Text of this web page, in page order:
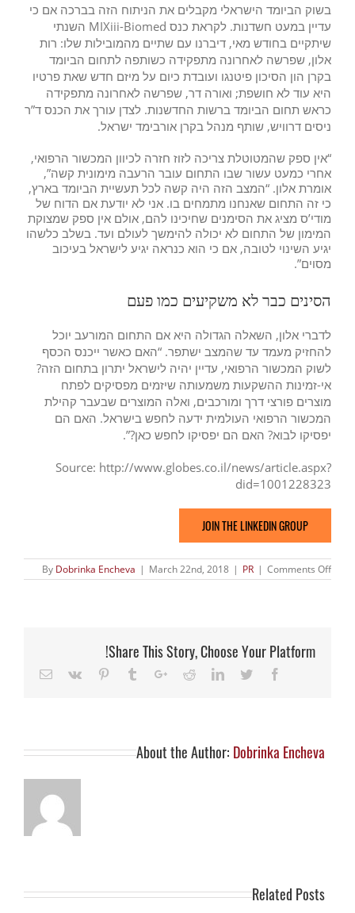
בשוק הביומד הישראלי מקבלים את הניתוח הזה בברכה אם כי
עדיין במעט חשדנות. לקראת כנס MIXiii-Biomed השנתי
שיתקיים בחודש מאי, דיברנו עם שתיים מהמובילות שלו: רות
אלון, שפרשה לאחרונה מתפקידה כשותפה לתחום הביומד
בקרן הון הסיכון פיטנגו ועובדת כיום על מיזם חדש שאת פרטיו
היא עוד לא חושפת; ואורה דר, שפרשה לאחרונה מתפקידה
כראש תחום הביומד ברשות החדשנות. לצדן עורך את הכנס ד”ר
ניסים דרוויש, שותף מנהל בקרן אורבימד ישראל.
“אין ספק שהמטוטלת צריכה לזוז חזרה לכיוון המכשור הרפואי,
אחרי כמעט עשור שבו התחום עובר הרעבה מימונית קשה”,
אומרת אלון. “המצב הזה היה קשה לכל תעשיית הביומד בארץ,
כי זה התחום שאנחנו מתמחים בו. אני לא יודעת אם הדוח של
מודי’ס מציג את הסימנים שחיכינו להם, אולם אין ספק שמצוקת
המימון של התחום לא יכולה להימשך לעולם ועד. בשלב כלשהו
יגיע השינוי לטובה, אם כי הוא כנראה יגיע לישראל בעיכוב
מסוים”.
הסינים כבר לא משקיעים כמו פעם
לדברי אלון, השאלה הגדולה היא אם התחום המורעב יוכל
להחזיק מעמד עד שהמצב ישתפר. “האם כאשר ייכנס הכסף
לשוק המכשור הרפואי, עדיין יהיה לישראל יתרון בתחום הזה?
אי-זמינות ההשקעות משמעותה שיזמים מפסיקים לפתח
מוצרים פורצי דרך ומורכבים, ואלה המוצרים שבעבר קהילת
המכשור הרפואי העולמית ידעה לחפש בישראל. האם הם
יפסיקו לבוא? האם הם יפסיקו לחפש כאן?”.
Source: http://www.globes.co.il/news/article.aspx?
did=1001228323
JOIN THE LINKEDIN GROUP
By Dobrinka Encheva | March 22nd, 2018 | PR | Comments Off
After
back
Share This Story, Choose Your Platform!
Facebook
Twitter
LinkedIn
Reddit
Google+
Tumblr
Pinterest
Vk
Email
About the Author: Dobrinka Encheva
Related Posts